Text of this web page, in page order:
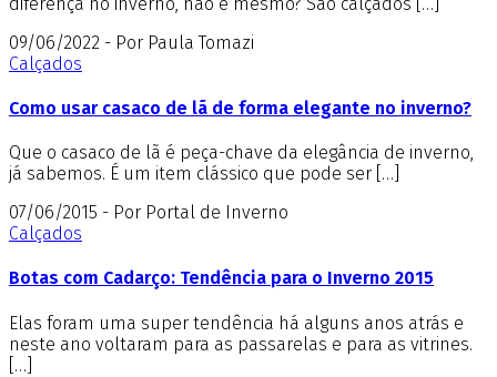
09/06/2022 - Por Paula Tomazi
Calçados
Como usar casaco de lã de forma elegante no inverno?
Que o casaco de lã é peça-chave da elegância de inverno,
já sabemos. É um item clássico que pode ser […]
07/06/2015 - Por Portal de Inverno
Calçados
Botas com Cadarço: Tendência para o Inverno 2015
Elas foram uma super tendência há alguns anos atrás e
neste ano voltaram para as passarelas e para as vitrines.
[…]